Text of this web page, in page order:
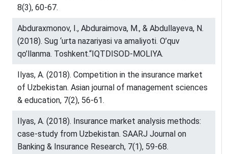
8(3), 60-67.
Abduraxmonov, I., Abduraimova, M., & Abdullayeva, N.
(2018). Sug ‘urta nazariyasi va amaliyoti. O’quv
qo’llanma. Toshkent.“IQTDISOD-MOLIYA.
Ilyas, A. (2018). Competition in the insurance market
of Uzbekistan. Asian journal of management sciences
& education, 7(2), 56-61.
Ilyas, A. (2018). Insurance market analysis methods:
case-study from Uzbekistan. SAARJ Journal on
Banking & Insurance Research, 7(1), 59-68.